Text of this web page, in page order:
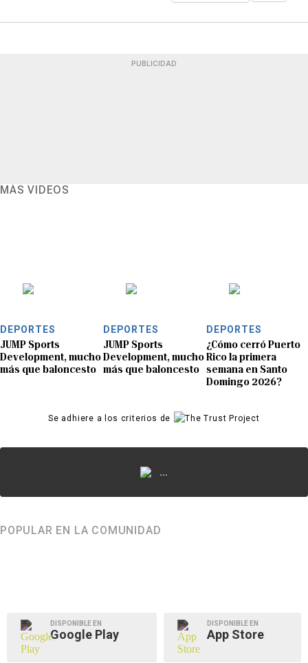
PUBLICIDAD
MÁS VIDEOS
DEPORTES
JUMP Sports
Development, mucho
más que baloncesto
DEPORTES
JUMP Sports
Development, mucho
más que baloncesto
DEPORTES
¿Cómo cerró Puerto
Rico la primera
semana en Santo
Domingo 2026?
Se adhiere a los criterios de
...
POPULAR EN LA COMUNIDAD
DISPONIBLE EN
Google Play
DISPONIBLE EN
App Store